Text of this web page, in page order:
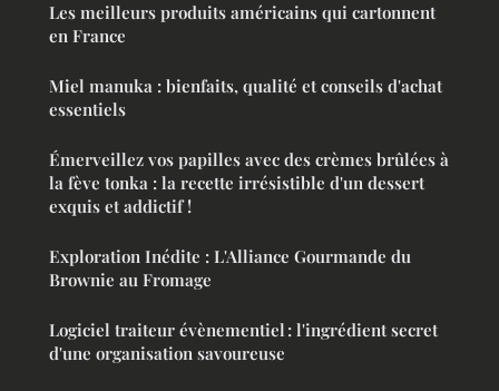
Les meilleurs produits américains qui cartonnent
en France
Miel manuka : bienfaits, qualité et conseils d'achat
essentiels
Émerveillez vos papilles avec des crèmes brûlées à
la fève tonka : la recette irrésistible d'un dessert
exquis et addictif !
Exploration Inédite : L'Alliance Gourmande du
Brownie au Fromage
Logiciel traiteur évènementiel : l'ingrédient secret
d'une organisation savoureuse